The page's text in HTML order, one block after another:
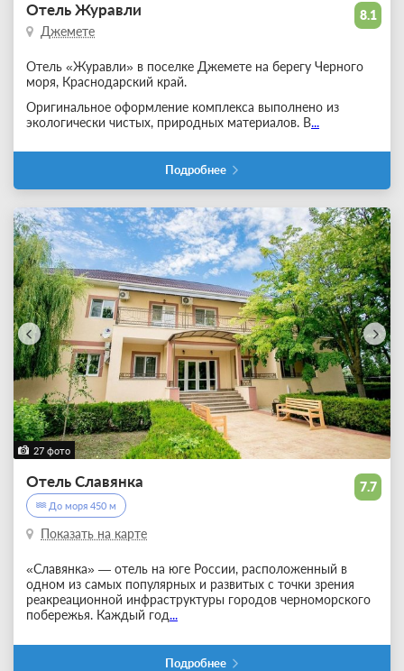
8.1
Отель Журавли
Джемете
Отель «Журавли» в поселке Джемете на берегу Черного
моря, Краснодарский край.
Оригинальное оформление комплекса выполнено из
экологически чистых, природных материалов. В...
Подробнее
27 фото
7.7
Отель Славянка
До моря 450 м
Показать на карте
«Славянка» — отель на юге России, расположенный в
одном из самых популярных и развитых с точки зрения
реакреационной инфраструктуры городов черноморского
побережья. Каждый год...
Подробнее